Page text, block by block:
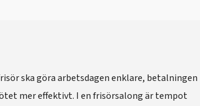
ska göra arbetsdagen enklare, betalningen
mer effektivt. I en frisörsalong är tempot